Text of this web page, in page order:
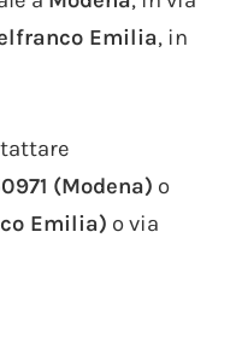
Emilia, in
(Modena) o
Emilia) o via